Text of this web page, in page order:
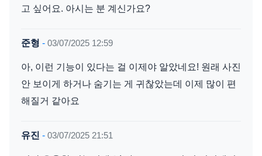
고 싶어요. 아시는 분 계신가요?
준형 - 03/07/2025 12:59
아, 이런 기능이 있다는 걸 이제야 알았네요! 원래 사진
안 보이게 하거나 숨기는 게 귀찮았는데 이제 많이 편
해질거 같아요
유진 - 03/07/2025 21:51